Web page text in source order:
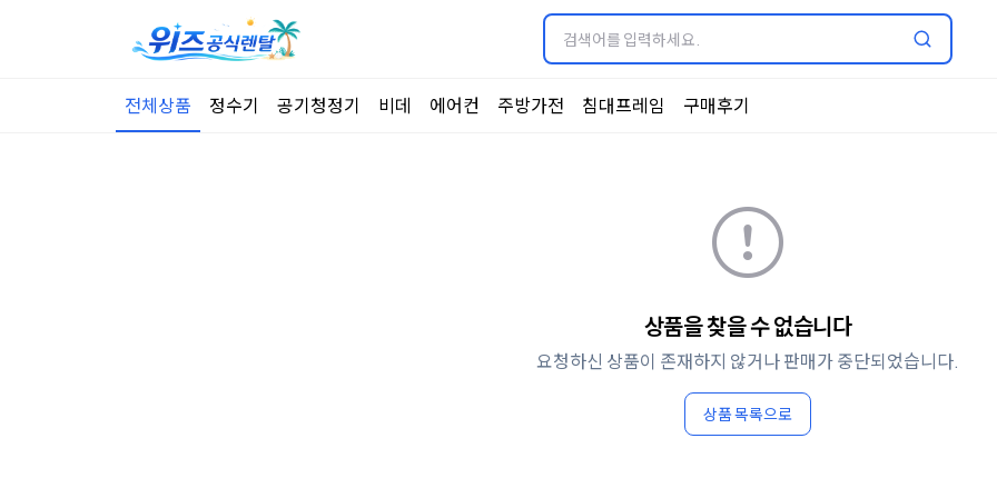
전체상품 정수기 공기청정기 비데 에어컨 주방가전 침대프레임 구매후기
상품을 찾을 수 없습니다
요청하신 상품이 존재하지 않거나 판매가 중단되었습니다.
상품 목록으로